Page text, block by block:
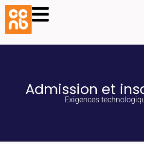
Admission et
Exigences